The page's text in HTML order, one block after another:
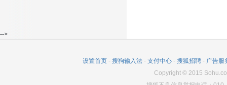
-->
设置首页 - 搜狗输入法 - 支付中心 - 搜狐招聘 - 广告服
Copyright© 2015